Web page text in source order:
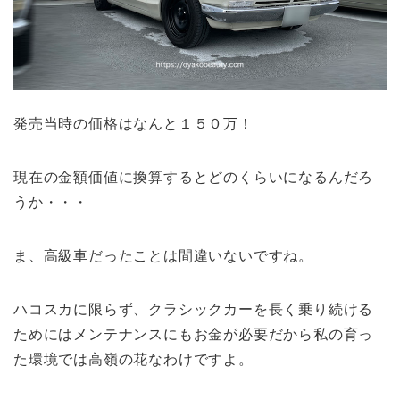
発売当時の価格はなんと１５０万！
現在の金額価値に換算するとどのくらいになるんだろ
うか・・・
ま、高級車だったことは間違いないですね。
ハコスカに限らず、クラシックカーを長く乗り続ける
ためにはメンテナンスにもお金が必要だから私の育っ
た環境では高嶺の花なわけですよ。